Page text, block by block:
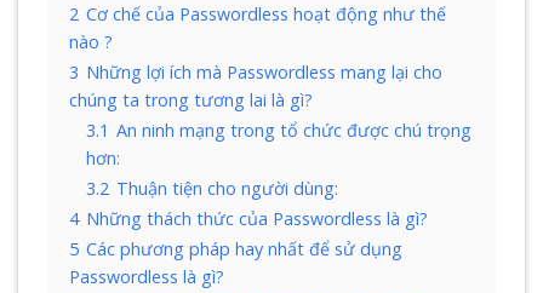
2 Cơ chế của Passwordless hoạt động như thế
nào ?​
3 Những lợi ích mà Passwordless mang lại cho
chúng ta trong tương lai là gì?​
3.1 An ninh mạng trong tổ chức được chú trọng
hơn:​
3.2 Thuận tiện cho người dùng:​
4 Những thách thức của Passwordless là gì?​
5 Các phương pháp hay nhất để sử dụng
Passwordless là gì?​